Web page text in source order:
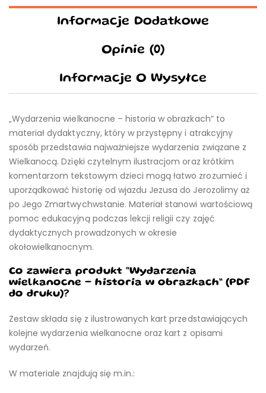
Informacje Dodatkowe
Opinie (0)
Informacje O Wysyłce
„Wydarzenia wielkanocne – historia w obrazkach” to
materiał dydaktyczny, który w przystępny i atrakcyjny
sposób przedstawia najważniejsze wydarzenia związane z
Wielkanocą. Dzięki czytelnym ilustracjom oraz krótkim
komentarzom tekstowym dzieci mogą łatwo zrozumieć i
uporządkować historię od wjazdu Jezusa do Jerozolimy aż
po Jego Zmartwychwstanie. Materiał stanowi wartościową
pomoc edukacyjną podczas lekcji religii czy zajęć
dydaktycznych prowadzonych w okresie
okołowielkanocnym.
Co zawiera produkt “Wydarzenia
wielkanocne – historia w obrazkach” (PDF
do druku)?
Zestaw składa się z ilustrowanych kart przedstawiających
kolejne wydarzenia wielkanocne oraz kart z opisami
wydarzeń.
W materiale znajdują się m.in.: